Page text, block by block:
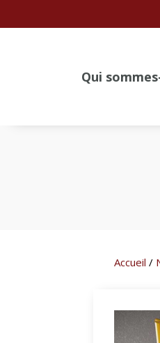
Qui
Accueil /